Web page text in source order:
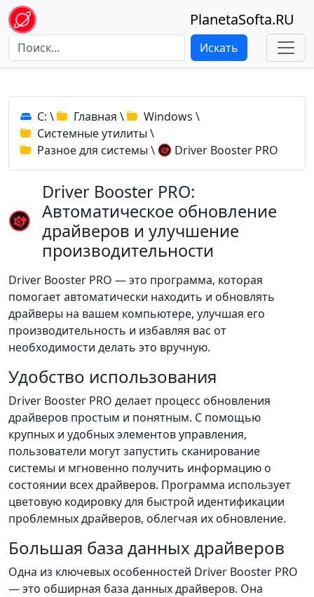
PlanetaSofta.RU
Искать
C: \ Главная \ Windows \
Системные утилиты \
Разное для системы \ Driver Booster PRO
Driver Booster PRO:
Автоматическое обновление
драйверов и улучшение
производительности
Driver Booster PRO — это программа, которая
помогает автоматически находить и обновлять
драйверы на вашем компьютере, улучшая его
производительность и избавляя вас от
необходимости делать это вручную.
Удобство использования
Driver Booster PRO делает процесс обновления
драйверов простым и понятным. С помощью
крупных и удобных элементов управления,
пользователи могут запустить сканирование
системы и мгновенно получить информацию о
состоянии всех драйверов. Программа использует
цветовую кодировку для быстрой идентификации
проблемных драйверов, облегчая их обновление.
Большая база данных драйверов
Одна из ключевых особенностей Driver Booster PRO
— это обширная база данных драйверов. Она